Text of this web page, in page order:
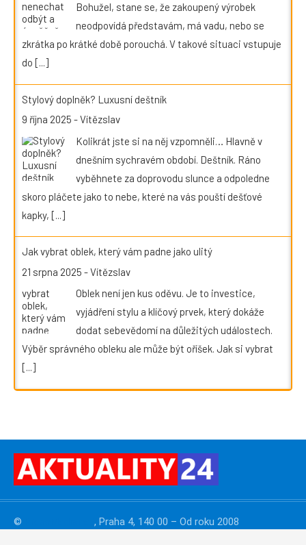
Bohužel, stane se, že zakoupený výrobek
neodpovídá představám, má vadu, nebo se
zkrátka po krátké době porouchá. V takové situaci vstupuje
do [...]
Stylový doplněk? Luxusní deštník
9 října 2025 -Vítězslav
Kolikrát jste si na něj vzpomněli… Hlavně v
dnešním sychravém období. Deštník. Ráno
vyběhnete za doprovodu slunce a odpoledne
skoro pláčete jako to nebe, které na vás pouští dešťové
kapky, [...]
Jak vybrat oblek, který vám padne jako ulitý
21 srpna 2025 -Vítězslav
Oblek není jen kus oděvu. Je to investice,
vyjádření stylu a klíčový prvek, který dokáže
dodat sebevědomí na důležitých událostech.
Výběr správného obleku ale může být oříšek. Jak si vybrat
[...]
©
, Praha 4, 140 00 – Od roku 2008